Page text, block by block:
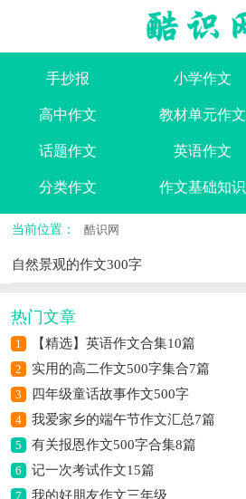
手抄报 小学作文
高中作文 教材单元作文
话题作文 英语作文
分类作文 作文基础知识
当前位置： 酷识网
自然景观的作文300字
热门文章
1 【精选】英语作文合集10篇
2 实用的高二作文500字集合7篇
3 四年级童话故事作文500字
4 我爱家乡的端午节作文汇总7篇
5 有关报恩作文500字合集8篇
6 记一次考试作文15篇
7 我的好朋友作文三年级